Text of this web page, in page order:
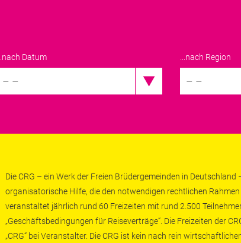
...nach Datum
– –
...nach Region
– –
Die CRG – ein Werk der Freien Brüdergemeinden in Deutschland
organisatorische Hilfe, die den notwendigen rechtlichen
veranstaltet jährlich rund 60 Freizeiten mit rund 2.500
„Geschäftsbedingungen für Reiseverträge“. Die Freizeiten der
„CRG“ bei Veranstalter. Die CRG ist kein nach rein